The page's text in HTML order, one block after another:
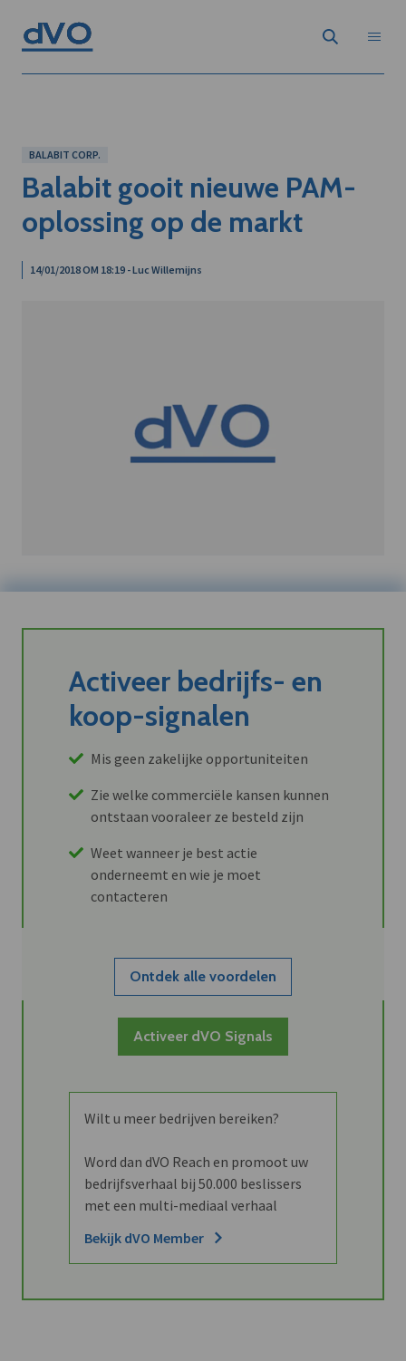
BALABIT CORP.
Balabit gooit nieuwe PAM-
oplossing op de markt
14/01/2018 OM 18:19 - Luc Willemijns
Activeer bedrijfs- en
koop-signalen
Mis geen zakelijke opportuniteiten
Zie welke commerciële kansen kunnen
ontstaan vooraleer ze besteld zijn
Weet wanneer je best actie
onderneemt en wie je moet
contacteren
Ontdek alle voordelen
Activeer dVO Signals
Wilt u meer bedrijven bereiken?
Word dan dVO Reach en promoot uw
bedrijfsverhaal bij 50.000 beslissers
met een multi-mediaal verhaal
Bekijk dVO Member